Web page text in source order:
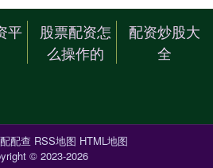
平
股票配资怎
么操作的
配资炒股大
全
配配查 RSS地图 HTML地图
© 2023-2026